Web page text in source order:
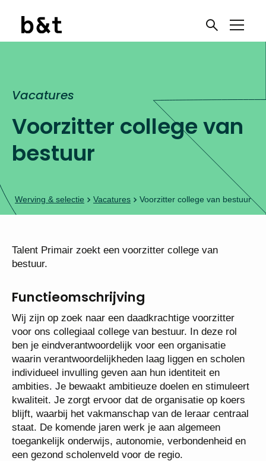
Voorzitter college van
bestuur
Vacatures
Werving & selectie Vacatures Voorzitter college van bestuur
Talent Primair zoekt een voorzitter college van
bestuur.
Functieomschrijving
Wij zijn op zoek naar een daadkrachtige voorzitter
voor ons collegiaal college van bestuur. In deze rol
ben je eindverantwoordelijk voor een organisatie
waarin verantwoordelijkheden laag liggen en scholen
individueel invulling geven aan hun identiteit en
ambities. Je bewaakt ambitieuze doelen en stimuleert
kwaliteit. Je zorgt ervoor dat de organisatie op koers
blijft, waarbij het vakmanschap van de leraar centraal
staat. De komende jaren werk je aan algemeen
toegankelijk onderwijs, autonomie, verbondenheid en
een gezond scholenveld voor de regio.